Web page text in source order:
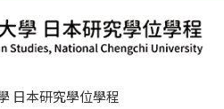
日本研究學位學程